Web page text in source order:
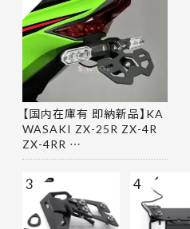
【国内在庫有 即納新品】KA
WASAKI ZX-25R ZX-4R
ZX-4RR …
3 4